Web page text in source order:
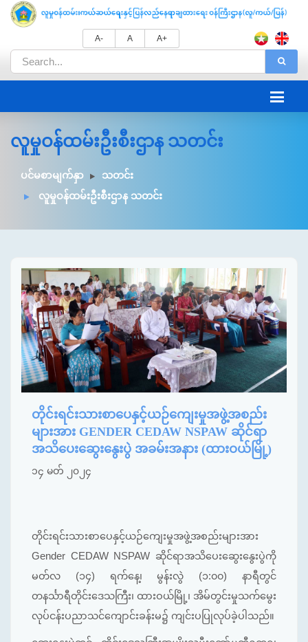
A- A A+
လူမှုဝန်ထမ်းဦးစီးဌာန သတင်း
ပင်မစာမျက်နှာ
သတင်း
လူမှုဝန်ထမ်းဦးစီးဌာန သတင်း
တိုင်းရင်းသားစာပေနှင့်ယဉ်ကျေးမှုအဖွဲ့အစည်း
များအား GENDER CEDAW NSPAW ဆိုင်ရာ
အသိပေးဆွေးနွေးပွဲ အခမ်းအနား (ထားဝယ်မြို့)
၁၄ မတ် ၂၀၂၄
တိုင်းရင်းသားစာပေနှင့်ယဉ်ကျေးမှုအဖွဲ့အစည်းများအား
Gender CEDAW NSPAW ဆိုင်ရာအသိပေးဆွေးနွေးပွဲကို
မတ်လ (၁၄) ရက်နေ့၊ မွန်းလွဲ (၁:၀၀) နာရီတွင်
တနင်္သာရီတိုင်းဒေသကြီး၊ ထားဝယ်မြို့၊ အိမ်တွင်းမှုသက်မွေး
လုပ်ငန်းပညာသင်ကျောင်းခန်းမ၌ ကျင်းပပြုလုပ်ခဲ့ပါသည်။